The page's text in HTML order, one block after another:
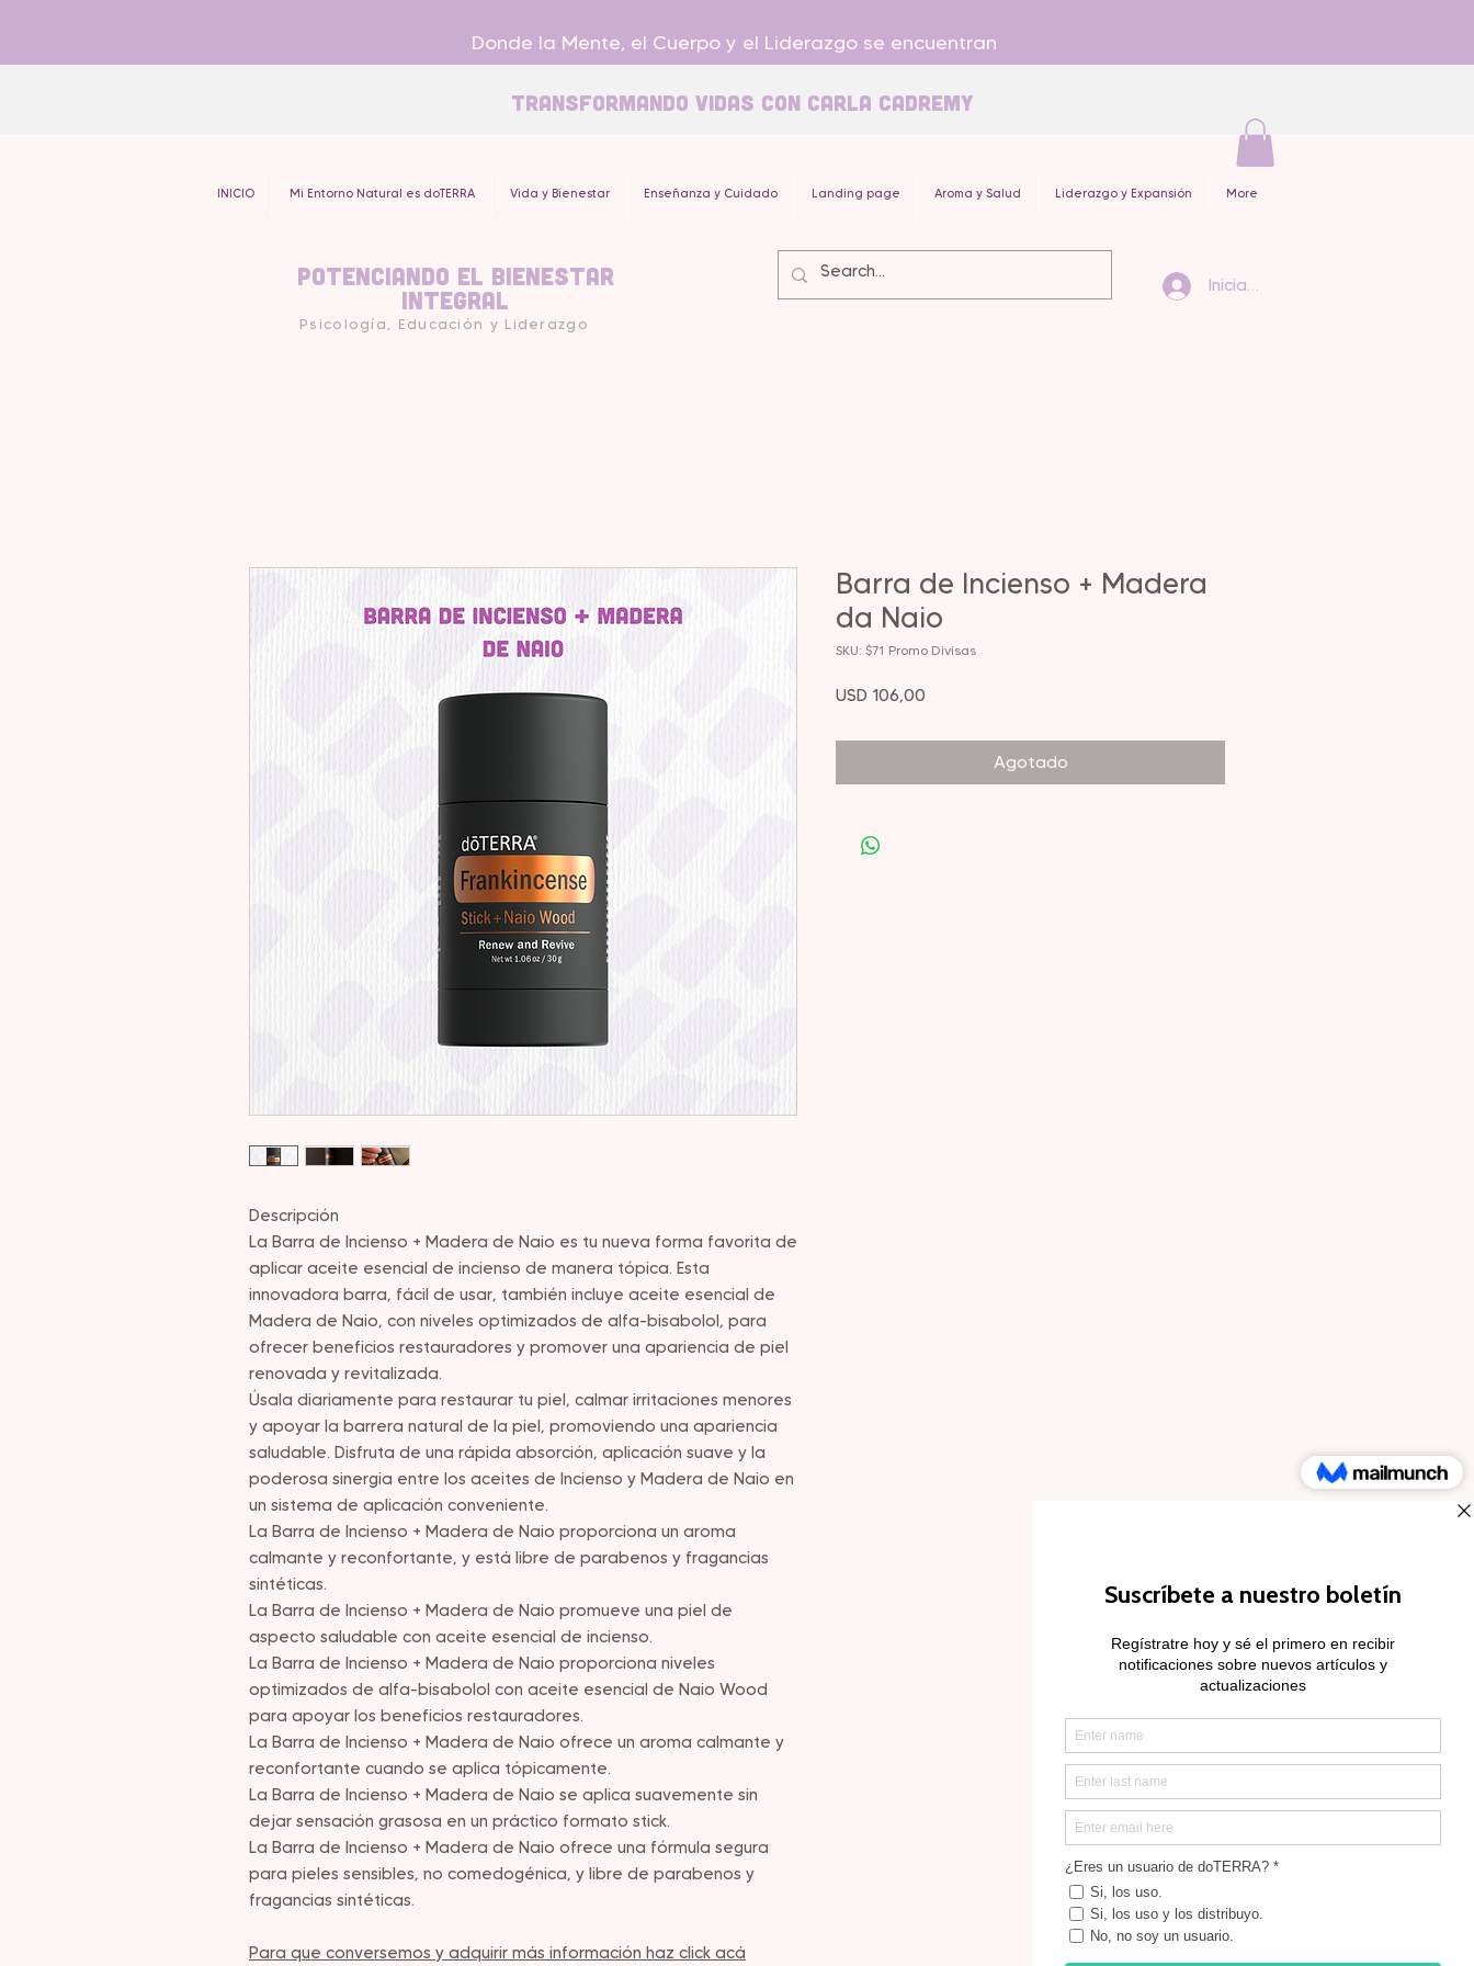
Donde la Mente, el Cuerpo y el Liderazgo se encuentran
Transformando Vidas con carla Cadremy
INICIO Mi Entorno Natural es doTERRA Vida y Bienestar Enseñanza y Cuidado Landing page Aroma y Salud Liderazgo y Expansión More
Potenciando el Bienestar
Integral
Psicología, Educación y Liderazgo
Iniciar sesión
Descripción
La Barra de Incienso + Madera de Naio es tu nueva forma favorita de
aplicar aceite esencial de incienso de manera tópica. Esta
innovadora barra, fácil de usar, también incluye aceite esencial de
Madera de Naio, con niveles optimizados de alfa-bisabolol, para
ofrecer beneficios restauradores y promover una apariencia de piel
renovada y revitalizada.
Úsala diariamente para restaurar tu piel, calmar irritaciones menores
y apoyar la barrera natural de la piel, promoviendo una apariencia
saludable. Disfruta de una rápida absorción, aplicación suave y la
poderosa sinergia entre los aceites de Incienso y Madera de Naio en
un sistema de aplicación conveniente.
La Barra de Incienso + Madera de Naio proporciona un aroma
calmante y reconfortante, y está libre de parabenos y fragancias
sintéticas.
La Barra de Incienso + Madera de Naio promueve una piel de
aspecto saludable con aceite esencial de incienso.
La Barra de Incienso + Madera de Naio proporciona niveles
optimizados de alfa-bisabolol con aceite esencial de Naio Wood
para apoyar los beneficios restauradores.
La Barra de Incienso + Madera de Naio ofrece un aroma calmante y
reconfortante cuando se aplica tópicamente.
La Barra de Incienso + Madera de Naio se aplica suavemente sin
dejar sensación grasosa en un práctico formato stick.
La Barra de Incienso + Madera de Naio ofrece una fórmula segura
para pieles sensibles, no comedogénica, y libre de parabenos y
fragancias sintéticas.
Para que conversemos y adquirir más información haz click acá
Barra de Incienso + Madera
da Naio
SKU: $71 Promo Divisas
USD 106,00
Agotado